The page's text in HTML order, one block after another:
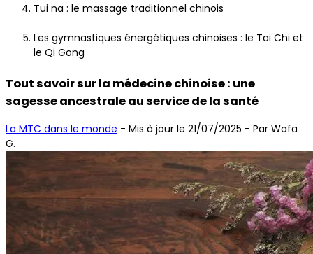
Tui na : le massage traditionnel chinois
Les gymnastiques énergétiques chinoises : le Tai Chi et
le Qi Gong
Tout savoir sur la médecine chinoise : une
sagesse ancestrale au service de la santé
La MTC dans le monde - Mis à jour le 21/07/2025 - Par Wafa
G.